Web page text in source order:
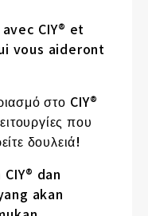
CIY® et
vous aideront
στο CIY®
που
δουλειά!
dan
akan